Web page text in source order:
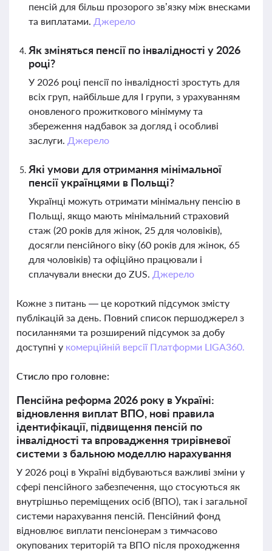
пенсій для більш прозорого зв’язку між внесками
та виплатами. Джерело
Як зміняться пенсії по інвалідності у 2026
році?
У 2026 році пенсії по інвалідності зростуть для
всіх груп, найбільше для I групи, з урахуванням
оновленого прожиткового мінімуму та
збереження надбавок за догляд і особливі
заслуги. Джерело
Які умови для отримання мінімальної
пенсії українцями в Польщі?
Українці можуть отримати мінімальну пенсію в
Польщі, якщо мають мінімальний страховий
стаж (20 років для жінок, 25 для чоловіків),
досягли пенсійного віку (60 років для жінок, 65
для чоловіків) та офіційно працювали і
сплачували внески до ZUS. Джерело
Кожне з питань — це короткий підсумок змісту
публікацій за день. Повний список першоджерел з
посиланнями та розширений підсумок за добу
доступні у комерційній версії Платформи LIGA360.
Стисло про головне:
Пенсійна реформа 2026 року в Україні:
відновлення виплат ВПО, нові правила
ідентифікації, підвищення пенсій по
інвалідності та впровадження трирівневої
системи з бальною моделлю нарахування
У 2026 році в Україні відбуваються важливі зміни у
сфері пенсійного забезпечення, що стосуються як
внутрішньо переміщених осіб (ВПО), так і загальної
системи нарахування пенсій. Пенсійний фонд
відновлює виплати пенсіонерам з тимчасово
окупованих територій та ВПО після проходження